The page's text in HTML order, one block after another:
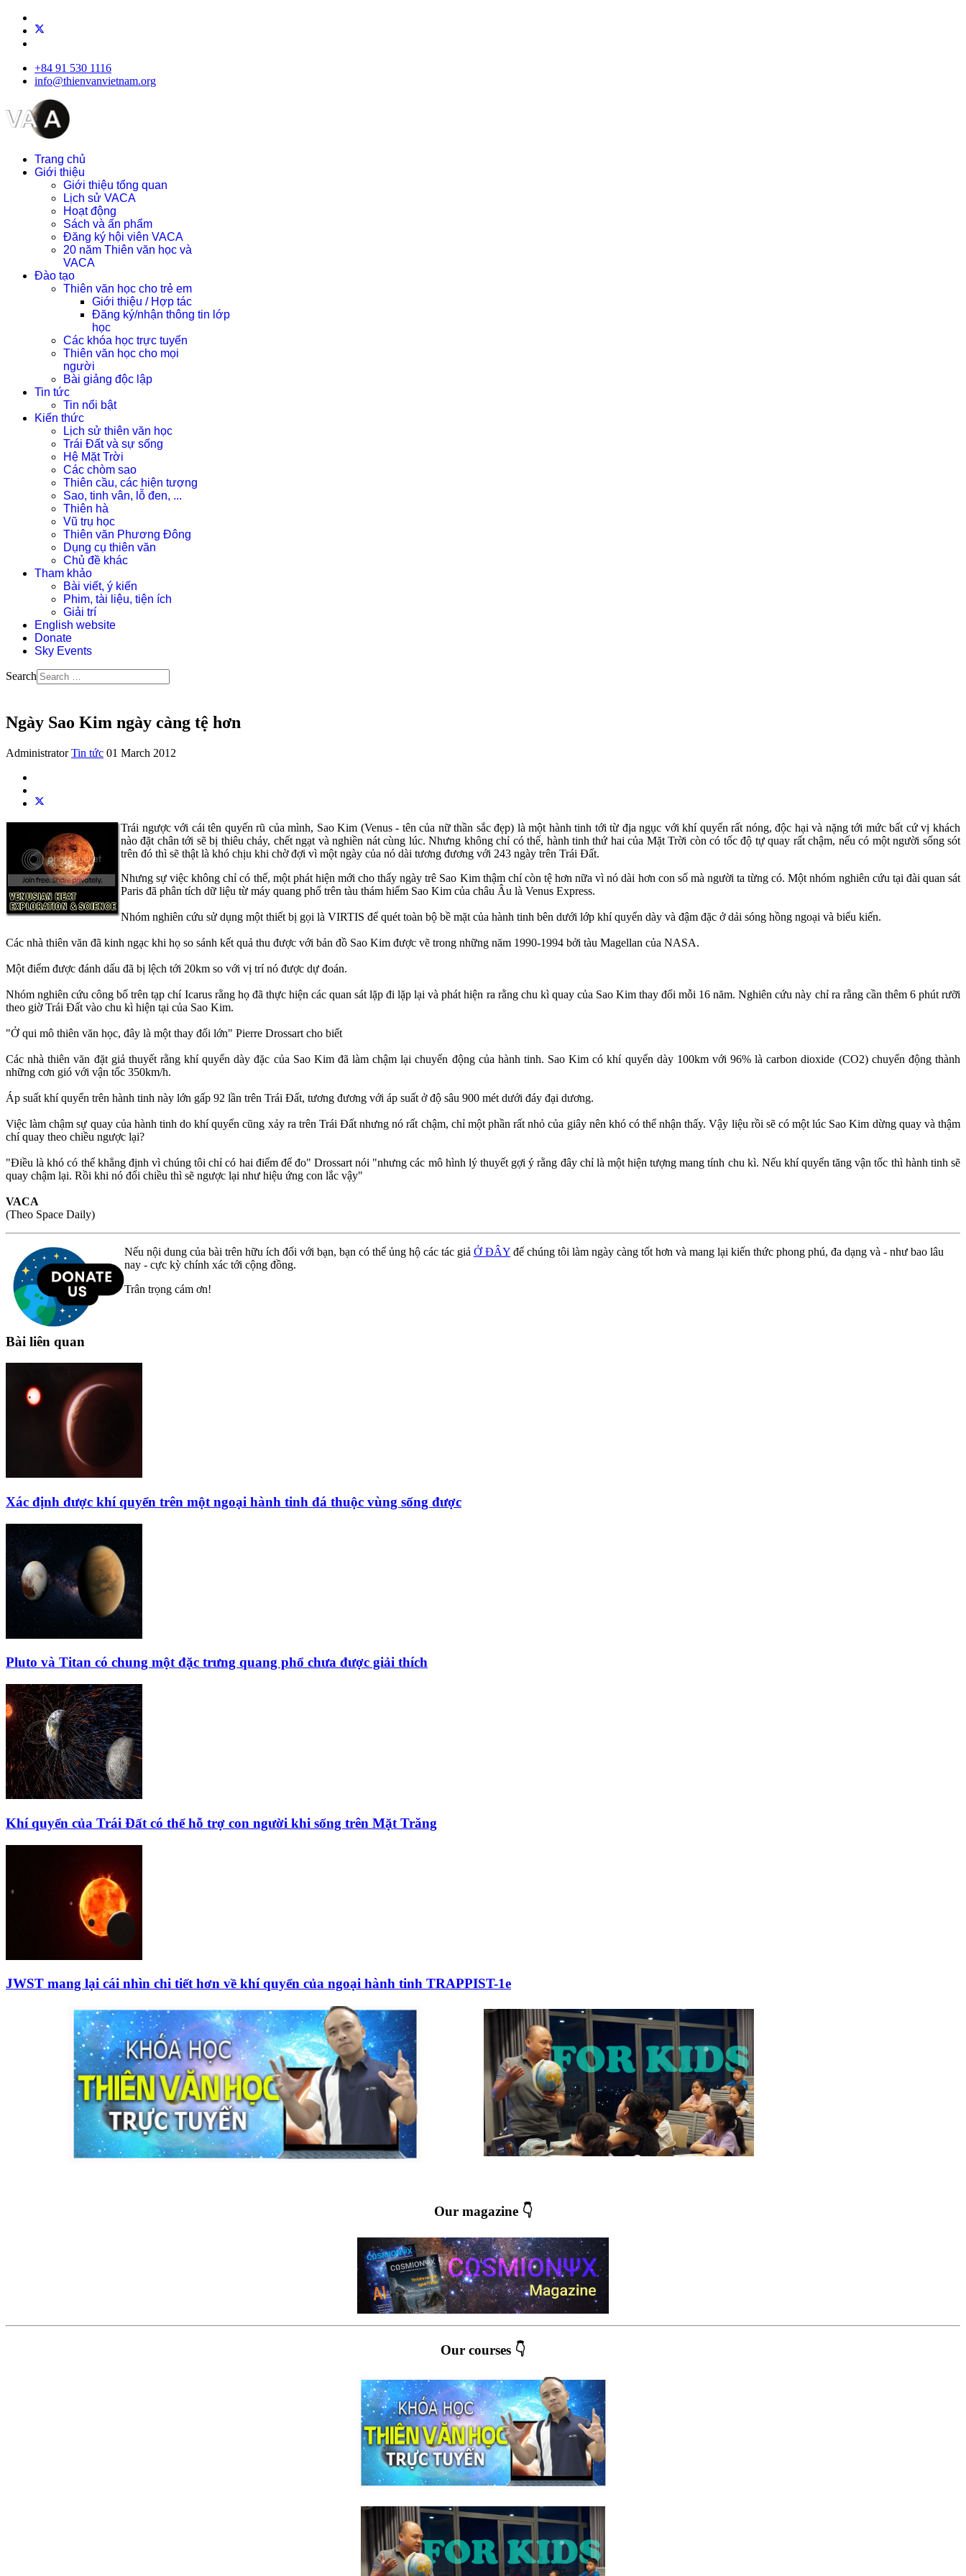
+84 91 530 1116
info@thienvanvietnam.org
Trang chủ
Giới thiệu
Giới thiệu tổng quan
Lịch sử VACA
Hoạt động
Sách và ấn phẩm
Đăng ký hội viên VACA
20 năm Thiên văn học và
VACA
Đào tạo
Thiên văn học cho trẻ em
Giới thiệu / Hợp tác
Đăng ký/nhận thông tin lớp
học
Các khóa học trực tuyến
Thiên văn học cho mọi
người
Bài giảng độc lập
Tin tức
Tin nổi bật
Kiến thức
Lịch sử thiên văn học
Trái Đất và sự sống
Hệ Mặt Trời
Các chòm sao
Thiên cầu, các hiện tượng
Sao, tinh vân, lỗ đen, ...
Thiên hà
Vũ trụ học
Thiên văn Phương Đông
Dụng cụ thiên văn
Chủ đề khác
Tham khảo
Bài viết, ý kiến
Phim, tài liệu, tiện ích
Giải trí
English website
Donate
Sky Events
Search
Ngày Sao Kim ngày càng tệ hơn
Administrator Tin tức 01 March 2012
Trái ngược với cái tên quyến rũ của mình, Sao Kim (Venus - tên của nữ thần sắc đẹp) là một hành tinh tới từ địa ngục với khí quyển rất nóng, độc hại và nặng tới mức bất cứ vị khách
nào đặt chân tới sẽ bị thiêu chảy, chết ngạt và nghiền nát cùng lúc. Nhưng không chỉ có thế, hành tinh thứ hai của Mặt Trời còn có tốc độ tự quay rất chậm, nếu có một người sống sót
trên đó thì sẽ thật là khó chịu khi chờ đợi vì một ngày của nó dài tương đương với 243 ngày trên Trái Đất.
Nhưng sự việc không chỉ có thế, một phát hiện mới cho thấy ngày trê Sao Kim thậm chí còn tệ hơn nữa vì nó dài hơn con số mà người ta từng có. Một nhóm nghiên cứu tại đài quan sát
Paris đã phân tích dữ liệu từ máy quang phổ trên tàu thám hiểm Sao Kim của châu Âu là Venus Express.
Nhóm nghiên cứu sử dụng một thiết bị gọi là VIRTIS để quét toàn bộ bề mặt của hành tinh bên dưới lớp khí quyển dày và đậm đặc ở dải sóng hồng ngoại và biểu kiến.
Các nhà thiên văn đã kinh ngạc khi họ so sánh kết quả thu được với bản đồ Sao Kim được vẽ trong những năm 1990-1994 bởi tàu Magellan của NASA.
Một điểm được đánh dấu đã bị lệch tới 20km so với vị trí nó được dự đoán.
Nhóm nghiên cứu công bố trên tạp chí Icarus rằng họ đã thực hiện các quan sát lặp đi lặp lại và phát hiện ra rằng chu kì quay của Sao Kim thay đổi mỗi 16 năm. Nghiên cứu này chỉ ra rằng cần thêm 6 phút rưỡi
theo giờ Trái Đất vào chu kì hiện tại của Sao Kim.
"Ở qui mô thiên văn học, đây là một thay đổi lớn" Pierre Drossart cho biết
Các nhà thiên văn đặt giả thuyết rằng khí quyển dày đặc của Sao Kim đã làm chậm lại chuyển động của hành tinh. Sao Kim có khí quyển dày 100km với 96% là carbon dioxide (CO2) chuyển động thành
những cơn gió với vận tốc 350km/h.
Áp suất khí quyển trên hành tinh này lớn gấp 92 lần trên Trái Đất, tương đương với áp suất ở độ sâu 900 mét dưới đáy đại dương.
Việc làm chậm sự quay của hành tinh do khí quyển cũng xảy ra trên Trái Đất nhưng nó rất chậm, chỉ một phần rất nhỏ của giây nên khó có thể nhận thấy. Vậy liệu rồi sẽ có một lúc Sao Kim dừng quay và thậm
chí quay theo chiều ngược lại?
"Điều là khó có thể khẳng định vì chúng tôi chỉ có hai điểm để đo" Drossart nói "nhưng các mô hình lý thuyết gợi ý rằng đây chỉ là một hiện tượng mang tính chu kì. Nếu khí quyển tăng vận tốc thì hành tinh sẽ
quay chậm lại. Rồi khi nó đổi chiều thì sẽ ngược lại như hiệu ứng con lắc vậy"
VACA
(Theo Space Daily)
Nếu nội dung của bài trên hữu ích đối với bạn, bạn có thể ủng hộ các tác giả Ở ĐÂY để chúng tôi làm ngày càng tốt hơn và mang lại kiến thức phong phú, đa dạng và - như bao lâu
nay - cực kỳ chính xác tới cộng đồng.
Trân trọng cám ơn!
Bài liên quan
Xác định được khí quyển trên một ngoại hành tinh đá thuộc vùng sống được
Pluto và Titan có chung một đặc trưng quang phổ chưa được giải thích
Khí quyển của Trái Đất có thể hỗ trợ con người khi sống trên Mặt Trăng
JWST mang lại cái nhìn chi tiết hơn về khí quyển của ngoại hành tinh TRAPPIST-1e
Our magazine 👇
Our courses 👇